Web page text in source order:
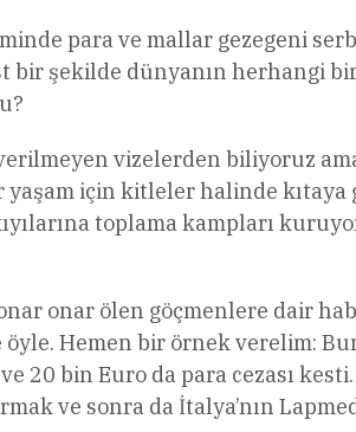
para ve mallar gezegeni
bir şekilde dünyanın herhangi
vizelerden biliyoruz
için kitleler halinde
toplama kampları
onar ölen göçmenlere dair
öyle. Hemen bir örnek verelim:
20 bin Euro da para cezası
ve sonra da İtalya’nın